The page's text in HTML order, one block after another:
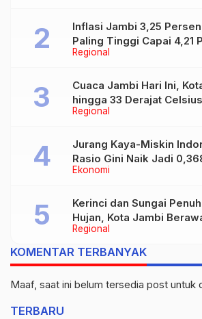
Regional
Inflasi Jambi 3,25
Paling Tinggi Capai 4,21
Regional
Cuaca Jambi Hari Ini,
hingga 33 Derajat Celsius
Ekonomi
Jurang Kaya-Miskin
Rasio Gini Naik Jadi
2026
Regional
Kerinci dan Sungai
Hujan, Kota Jambi
KOMENTAR TERBANYAK
Maaf, saat ini belum tersedia post untuk
TERBARU